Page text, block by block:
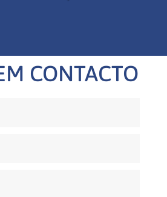
CONTACTO